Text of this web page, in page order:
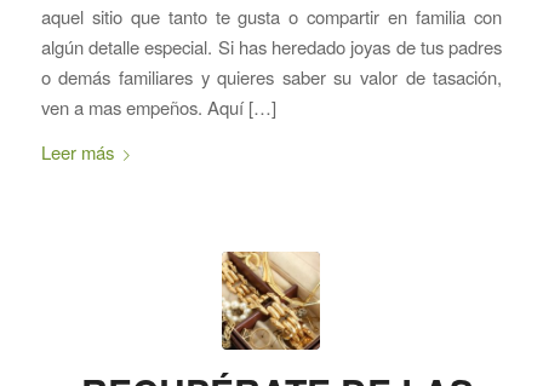
aquel sitio que tanto te gusta o compartir en familia con
algún detalle especial. Si has heredado joyas de tus padres
o demás familiares y quieres saber su valor de tasación,
ven a mas empeños. Aquí […]
Leer más